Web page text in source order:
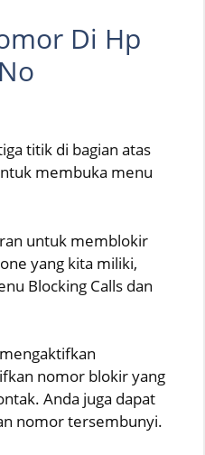
Di Hp
titik di bagian atas
membuka menu
untuk memblokir
yang kita miliki,
Blocking Calls dan
nomor blokir yang
Anda juga dapat
nomor tersembunyi.